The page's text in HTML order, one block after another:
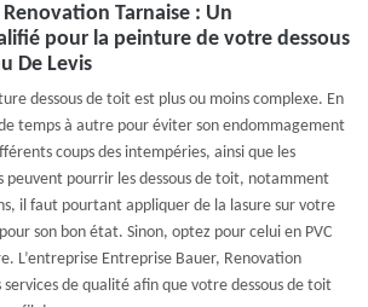
Tarnaise : Un
pour la peinture de votre dessous
De Levis
dessous de toit est plus ou moins complexe. En
temps à autre pour éviter son endommagement
coups des intempéries, ainsi que les
peuvent pourrir les dessous de toit, notamment
il faut pourtant appliquer de la lasure sur votre
son bon état. Sinon, optez pour celui en PVC
L’entreprise Entreprise Bauer, Renovation
services de qualité afin que votre dessous de toit